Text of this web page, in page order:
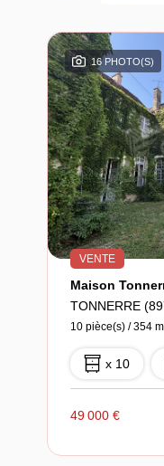
16 PHOTO(S)
VENTE
Maison
TONNERRE
10 pièce(s) / 354
x 10
49 000 €